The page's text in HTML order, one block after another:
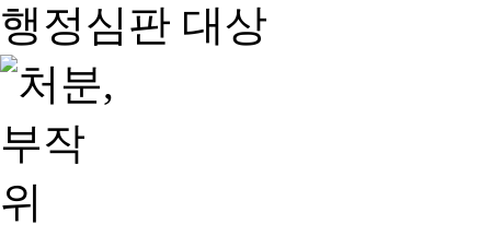
행정심판 대상